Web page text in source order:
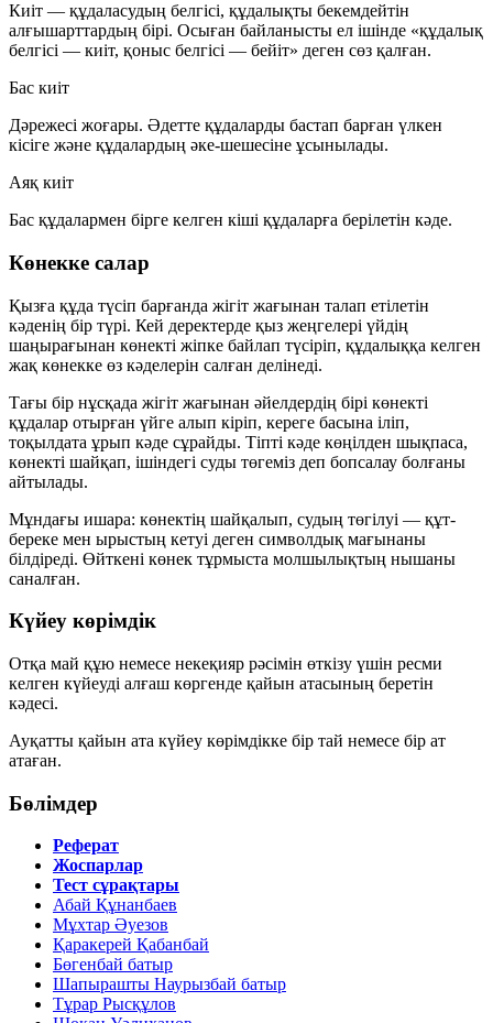
Киіт — құдаласудың белгісі, құдалықты бекемдейтін
алғышарттардың бірі. Осыған байланысты ел ішінде «құдалық
белгісі — киіт, қоныс белгісі — бейіт» деген сөз қалған.
Бас киіт
Дәрежесі жоғары. Әдетте құдаларды бастап барған үлкен
кісіге және құдалардың әке-шешесіне ұсынылады.
Аяқ киіт
Бас құдалармен бірге келген кіші құдаларға берілетін кәде.
Көнекке салар
Қызға құда түсіп барғанда жігіт жағынан талап етілетін
кәденің бір түрі. Кей деректерде қыз жеңгелері үйдің
шаңырағынан көнекті жіпке байлап түсіріп, құдалыққа келген
жақ көнекке өз кәделерін салған делінеді.
Тағы бір нұсқада жігіт жағынан әйелдердің бірі көнекті
құдалар отырған үйге алып кіріп, кереге басына іліп,
тоқылдата ұрып кәде сұрайды. Тіпті кәде көңілден шықпаса,
көнекті шайқап, ішіндегі суды төгеміз деп бопсалау болғаны
айтылады.
Мұндағы ишара: көнектің шайқалып, судың төгілуі — құт-
береке мен ырыстың кетуі деген символдық мағынаны
білдіреді. Өйткені көнек тұрмыста молшылықтың нышаны
саналған.
Күйеу көрімдік
Отқа май құю немесе некеқияр рәсімін өткізу үшін ресми
келген күйеуді алғаш көргенде қайын атасының беретін
кәдесі.
Ауқатты қайын ата күйеу көрімдікке бір тай немесе бір ат
атаған.
Бөлімдер
Реферат
Жоспарлар
Тест сұрақтары
Абай Құнанбаев
Мұхтар Әуезов
Қаракерей Қабанбай
Бөгенбай батыр
Шапырашты Наурызбай батыр
Тұрар Рысқұлов